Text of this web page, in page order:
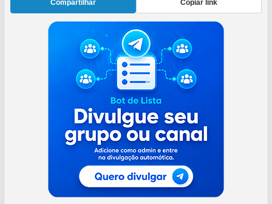
Compartilhar Copiar link